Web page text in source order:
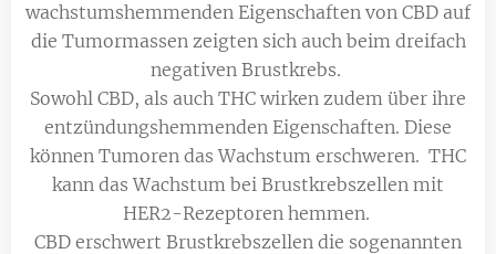
wachstumshemmenden Eigenschaften von CBD auf
die Tumormassen zeigten sich auch beim dreifach
negativen Brustkrebs.
Sowohl CBD, als auch THC wirken zudem über ihre
entzündungshemmenden Eigenschaften. Diese
können Tumoren das Wachstum erschweren. THC
kann das Wachstum bei Brustkrebszellen mit
HER2-Rezeptoren hemmen.
CBD erschwert Brustkrebszellen die sogenannten